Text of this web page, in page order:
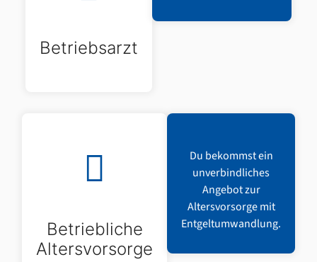
Betriebsarzt
Betriebliche
Altersvorsorge
Du bekommst ein
unverbindliches
Angebot zur
Altersvorsorge mit
Entgeltumwandlung.